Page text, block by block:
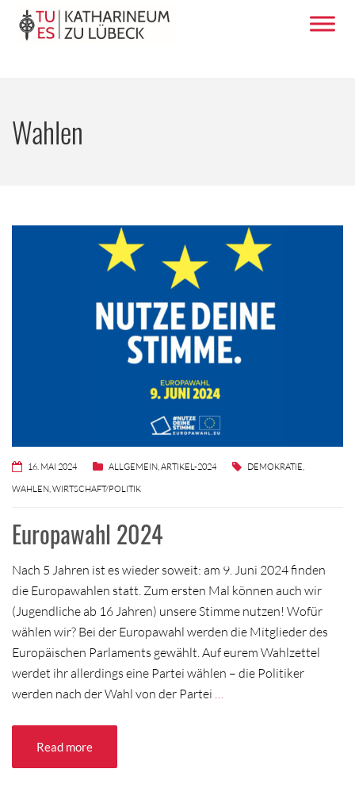
Wahlen
16. MAI 2024 ALLGEMEIN ARTIKEL-2024 DEMOKRATIE
WAHLEN WIRTSCHAFT/POLITIK
Europawahl 2024
Nach 5 Jahren ist es wieder soweit: am 9. Juni 2024 finden
die Europawahlen statt. Zum ersten Mal können auch wir
(Jugendliche ab 16 Jahren) unsere Stimme nutzen! Wofür
wählen wir? Bei der Europawahl werden die Mitglieder des
Europäischen Parlaments gewählt. Auf eurem Wahlzettel
werdet ihr allerdings eine Partei wählen – die Politiker
werden nach der Wahl von der Partei
Read more